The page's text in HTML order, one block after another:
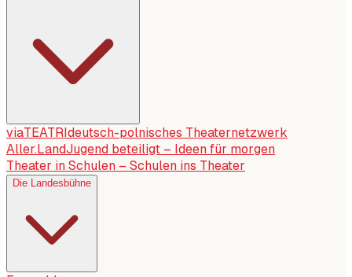
viaTEATRI deutsch-polnisches Theaternetzwerk
Aller.LandJugend beteiligt – Ideen für morgen
Theater in Schulen – Schulen ins Theater
Die Landesbühne